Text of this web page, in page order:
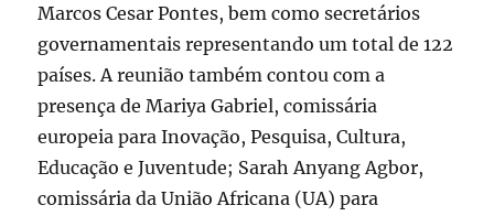
Marcos Cesar Pontes, bem como secretários
governamentais representando um total de 122
países. A reunião também contou com a
presença de Mariya Gabriel, comissária
europeia para Inovação, Pesquisa, Cultura,
Educação e Juventude; Sarah Anyang Agbor,
comissária da União Africana (UA) para